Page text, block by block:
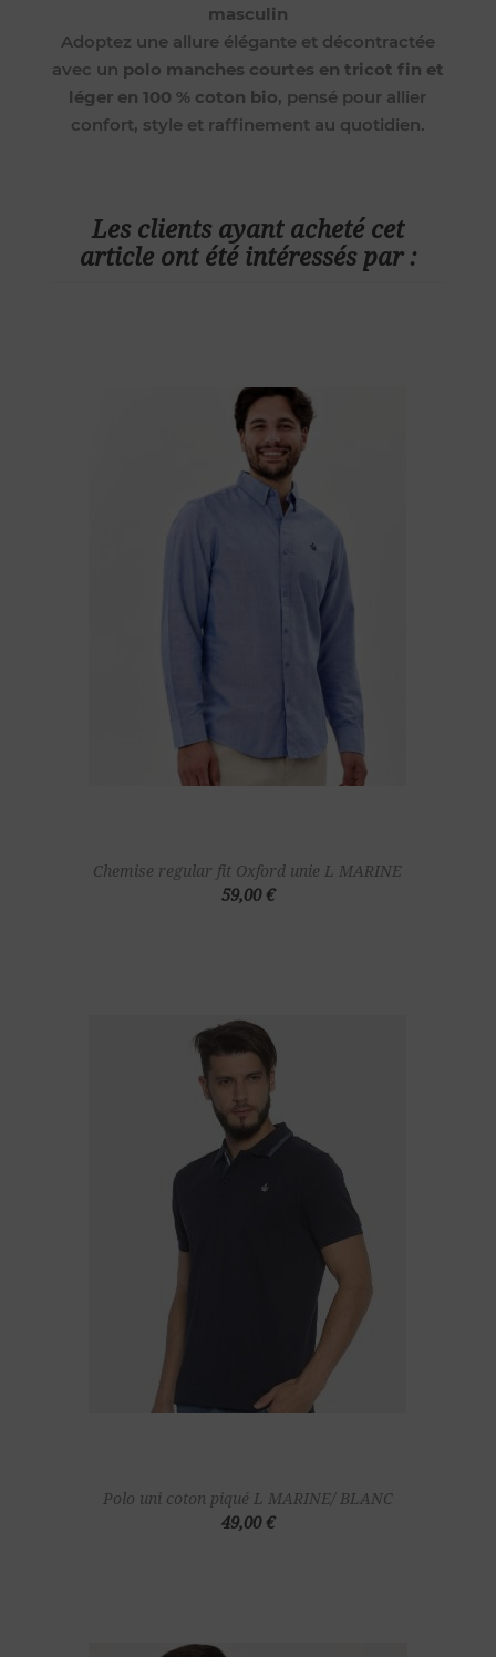
masculin
Adoptez une allure élégante et décontractée
avec un polo manches courtes en tricot fin et
léger en 100 % coton bio, pensé pour allier
confort, style et raffinement au quotidien.
Les clients ayant acheté cet
article ont été intéressés par :
Chemise regular fit Oxford unie L MARINE
59,00 €
Polo uni coton piqué L MARINE/ BLANC
49,00 €